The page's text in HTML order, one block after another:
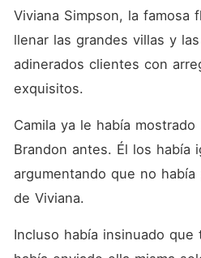
Viviana Simpson, la famosa
llenar las grandes villas y
adinerados clientes con
exquisitos.
Camila ya le había
Brandon antes. Él los había
argumentando que no
de Viviana.
Incluso había insinuado que